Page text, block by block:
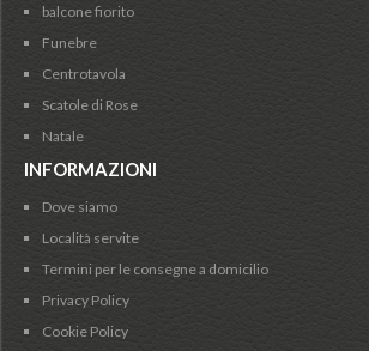
balcone fiorito
Funebre
Centrotavola
Scatole di Rose
Natale
INFORMAZIONI
Dove siamo
Località servite
Termini per le consegne a domicilio
Privacy Policy
Cookie Policy